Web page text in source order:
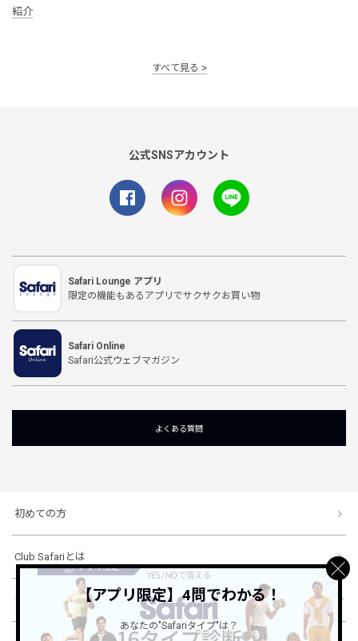
紹介
すべて見る
公式SNSアカウント
Safari Lounge アプリ
限定の機能もあるアプリでサクサクお買い物
Safari Online
Safari公式ウェブマガジン
よくある質問
初めての方
Club Safariとは
ショッピングガイド【アプリ限定】4問でわかる！
あなたの"Safariタイプ"は？